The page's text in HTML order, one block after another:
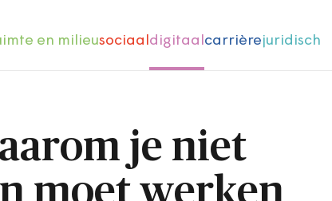
en milieusociaaldigitaalcarrièrejuridisch
je niet
moet werken